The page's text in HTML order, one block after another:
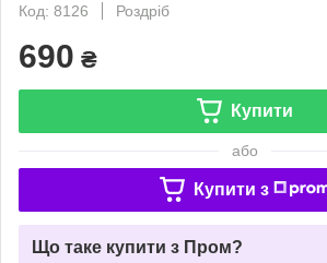
Код: 8126
Роздріб
690 ₴
Купити
або
Купити з
Що таке купити з Пром?